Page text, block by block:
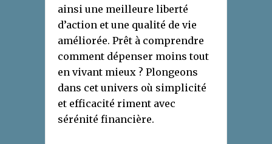
ainsi une meilleure liberté
d’action et une qualité de vie
améliorée. Prêt à comprendre
comment dépenser moins tout
en vivant mieux ? Plongeons
dans cet univers où simplicité
et efficacité riment avec
sérénité financière.